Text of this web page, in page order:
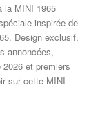
la MINI 1965
inspirée de
Design exclusif,
annoncées,
et premiers
sur cette MINI